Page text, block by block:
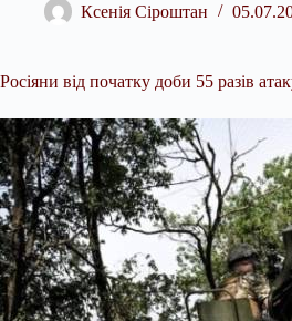
Ксенія Сіроштан
Росіяни від початку доби 55 разів